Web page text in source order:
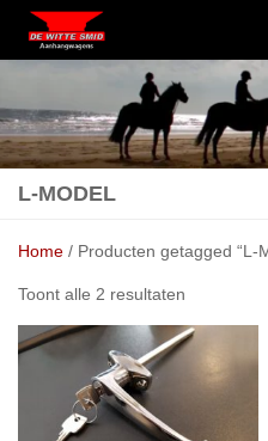
Skip to content
L-MODEL
Home / Producten getagged “L-
Toont alle 2 resultaten